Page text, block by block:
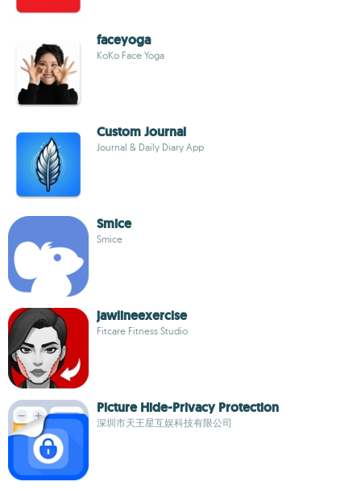
faceyoga
KoKo Face Yoga
Custom Journal
Journal & Daily Diary App
Smice
Smice
jawlineexercise
Fitcare Fitness Studio
Picture Hide-Privacy Protection
深圳市天王星互娱科技有限公司